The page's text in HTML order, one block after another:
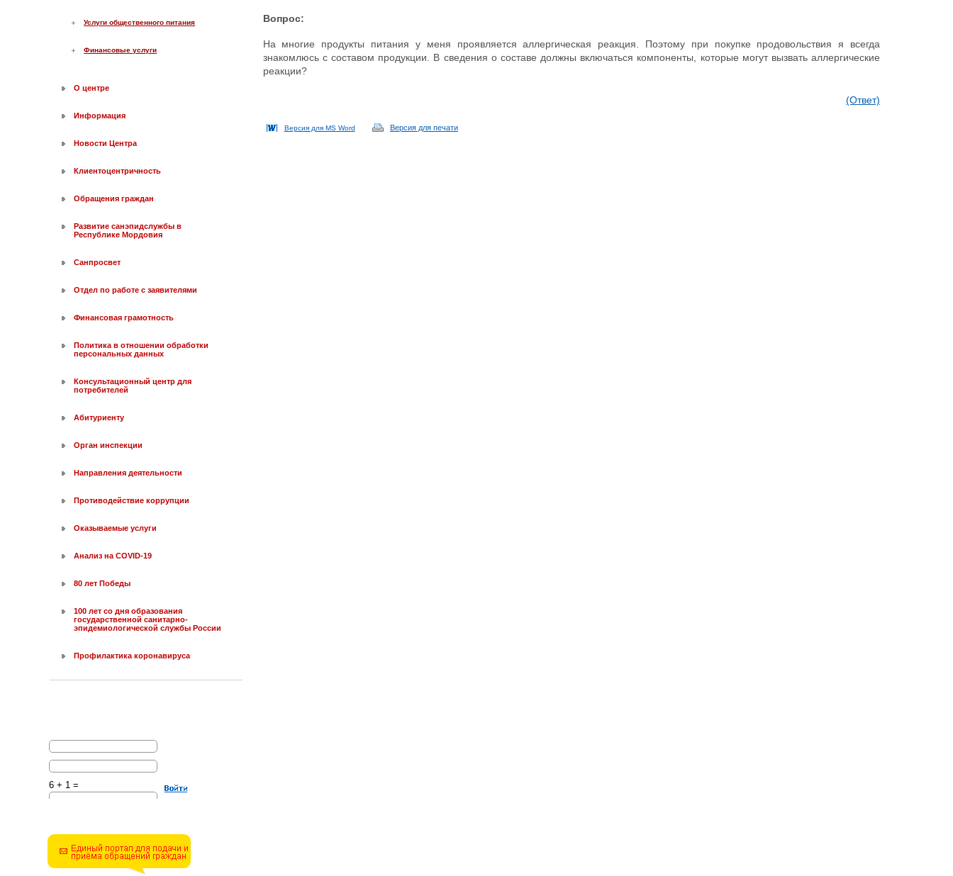
Услуги общественного питания
Финансовые услуги
О центре
Информация
Новости Центра
Клиентоцентричность
Обращения граждан
Развитие санэпидслужбы в
Республике Мордовия
Санпросвет
Отдел по работе с заявителями
Финансовая грамотность
Политика в отношении обработки
персональных данных
Консультационный центр для
потребителей
Абитуриенту
Орган инспекции
Направления деятельности
Противодействие коррупции
Оказываемые услуги
Анализ на COVID-19
80 лет Победы
100 лет со дня образования
государственной санитарно-
эпидемиологической службы России
Профилактика коронавируса
6 + 1 =
Вопрос:
На многие продукты питания у меня проявляется аллергическая реакция. Поэтому при покупке продовольствия я всегда
знакомлюсь с составом продукции. В сведения о составе должны включаться компоненты, которые могут вызвать аллергические
реакции?
(Ответ)
Версия для MS Word Версия для печати